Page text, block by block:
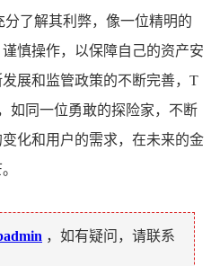
了解其利弊，像一位精明的
慎操作，以保障自己的资产安
展和监管政策的不断完善，T
如同一位勇敢的探险家，不断
化和用户的需求，在未来的金
，如有疑问，请联系